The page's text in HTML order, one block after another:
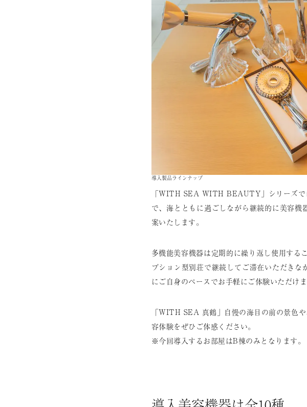
導入製品ラインナップ
「WITH SEA WITH BEAUTY」シリーズで
で、海とともに過ごしながら継続的に美容
案いたします。
多機能美容機器は定期的に繰り返し使用す
プション型別荘で継続してご滞在いただき
にご自身のペースでお手軽にご体験いただけま
「WITH SEA 真鶴」自慢の海目の前の景色
容体験をぜひご体感ください。
※今回導入するお部屋はB棟のみとなります。